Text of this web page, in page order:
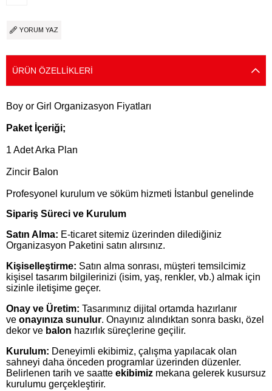
YORUM YAZ
ÜRÜN ÖZELLIKLERI
Boy or Girl Organizasyon Fiyatları
Paket İçeriği;
1 Adet Arka Plan
Zincir Balon
Profesyonel kurulum ve söküm hizmeti İstanbul genelinde
Sipariş Süreci ve Kurulum
Satın Alma: E-ticaret sitemiz üzerinden dilediğiniz
Organizasyon Paketini satın alırsınız.
Kişiselleştirme: Satın alma sonrası, müşteri temsilcimiz
kişisel tasarım bilgilerinizi (isim, yaş, renkler, vb.) almak için
sizinle iletişime geçer.
Onay ve Üretim: Tasarımınız dijital ortamda hazırlanır
ve onayınıza sunulur. Onayınız alındıktan sonra baskı, özel
dekor ve balon hazırlık süreçlerine geçilir.
Kurulum: Deneyimli ekibimiz, çalışma yapılacak olan
sahneyi daha önceden programlar üzerinden düzenler.
Belirlenen tarih ve saatte ekibimiz mekana gelerek kusursuz
kurulumu gerçekleştirir.